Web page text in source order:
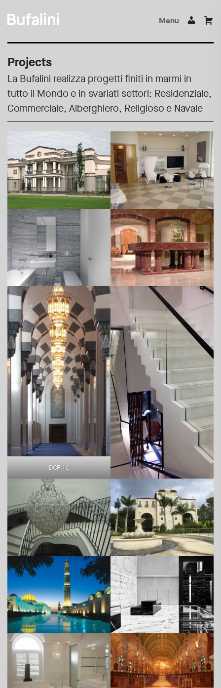
Menu
Projects
La Bufalini realizza progetti finiti in marmi in
tutto il Mondo e in svariati settori: Residenziale,
Commerciale, Alberghiero, Religioso e Navale
DCF 1.0